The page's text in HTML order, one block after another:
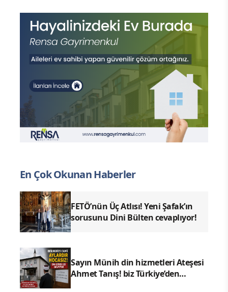
En Çok Okunan Haberler
FETÖ’nün Üç Atlısı! Yeni Şafak’ın
sorusunu Dini Bülten cevaplıyor!
Sayın Münih din hizmetleri Ateşesi
Ahmet Tanış! biz Türkiye’den